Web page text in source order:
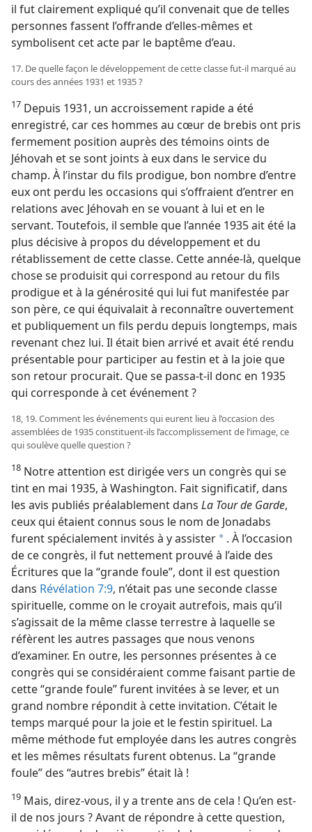
il fut clairement expliqué qu’il convenait que de telles
personnes fassent l’offrande d’elles-​mêmes et
symbolisent cet acte par le baptême d’eau.
17. De quelle façon le développement de cette classe fut-​il marqué au
cours des années 1931 et 1935 ?
17 Depuis 1931, un accroissement rapide a été
enregistré, car ces hommes au cœur de brebis ont pris
fermement position auprès des témoins oints de
Jéhovah et se sont joints à eux dans le service du
champ. À l’instar du fils prodigue, bon nombre d’entre
eux ont perdu les occasions qui s’offraient d’entrer en
relations avec Jéhovah en se vouant à lui et en le
servant. Toutefois, il semble que l’année 1935 ait été la
plus décisive à propos du développement et du
rétablissement de cette classe. Cette année-​là, quelque
chose se produisit qui correspond au retour du fils
prodigue et à la générosité qui lui fut manifestée par
son père, ce qui équivalait à reconnaître ouvertement
et publiquement un fils perdu depuis longtemps, mais
revenant chez lui. Il était bien arrivé et avait été rendu
présentable pour participer au festin et à la joie que
son retour procurait. Que se passa-​t-​il donc en 1935
qui corresponde à cet événement ?
18, 19. Comment les événements qui eurent lieu à l’occasion des
assemblées de 1935 constituent-​ils l’accomplissement de l’image, ce
qui soulève quelle question ?
18 Notre attention est dirigée vers un congrès qui se
tint en mai 1935, à Washington. Fait significatif, dans
les avis publiés préalablement dans La Tour de Garde,
ceux qui étaient connus sous le nom de Jonadabs
furent spécialement invités à y assister a . À l’occasion
de ce congrès, il fut nettement prouvé à l’aide des
Écritures que la “grande foule”, dont il est question
dans Révélation 7:9, n’était pas une seconde classe
spirituelle, comme on le croyait autrefois, mais qu’il
s’agissait de la même classe terrestre à laquelle se
réfèrent les autres passages que nous venons
d’examiner. En outre, les personnes présentes à ce
congrès qui se considéraient comme faisant partie de
cette “grande foule” furent invitées à se lever, et un
grand nombre répondit à cette invitation. C’était le
temps marqué pour la joie et le festin spirituel. La
même méthode fut employée dans les autres congrès
et les mêmes résultats furent obtenus. La “grande
foule” des “autres brebis” était là !
19 Mais, direz-​vous, il y a trente ans de cela ! Qu’en est-​
il de nos jours ? Avant de répondre à cette question,